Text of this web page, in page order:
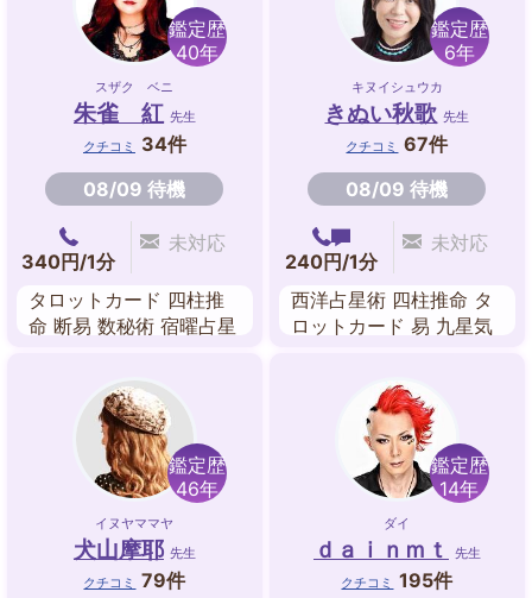
鑑定歴
40年
スザク ベニ
朱雀 紅 先生
クチコミ
34件
08/09 待機
340円/1分
未対応
タロットカード 四柱推
命 断易 数秘術 宿曜占星
鑑定歴
6年
キヌイシュウカ
きぬい秋歌 先生
クチコミ
67件
08/09 待機
240円/1分
未対応
西洋占星術 四柱推命 タ
ロットカード 易 九星気
鑑定歴
46年
イヌヤママヤ
犬山摩耶 先生
クチコミ
79件
鑑定歴
14年
ダイ
ｄａｉｎｍｔ 先生
クチコミ
195件